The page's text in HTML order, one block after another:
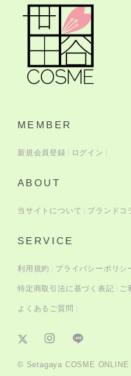
MEMBER
新規会員登録 ログイン
ABOUT
当サイトについて ブランドコ
SERVICE
利用規約 プライバシーポリシ
特定商取引法に基づく表記 ご
よくあるご質問
© Setagaya COSME ONLINE